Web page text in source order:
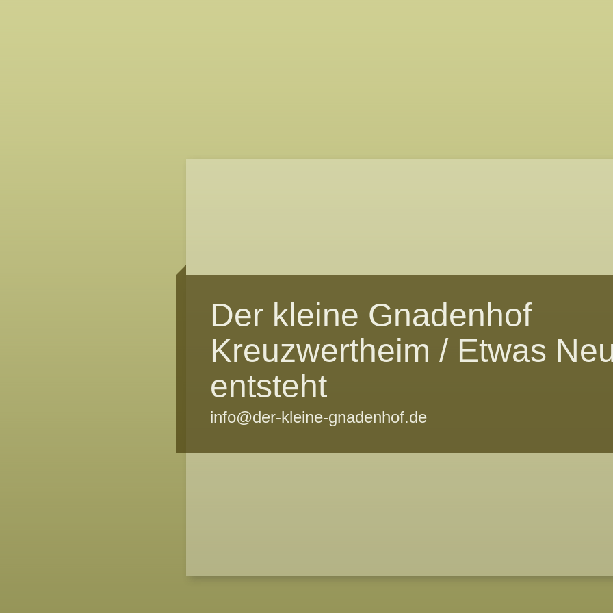
Der kleine Gnadenhof
Kreuzwertheim / Etwas
entsteht
info@der-kleine-gnadenhof.de